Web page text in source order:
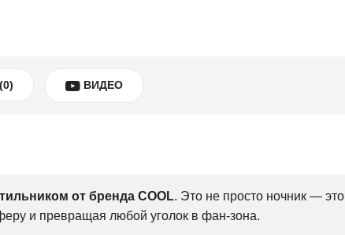
ВИДЕО
от бренда COOL. Это не просто ночник — это
и превращая любой уголок в фан-зона.